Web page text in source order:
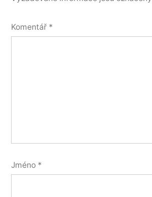
Komentář *
Jméno *